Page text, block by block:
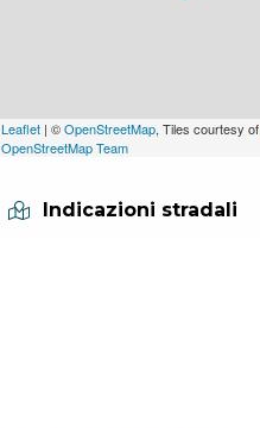
Leaflet | ©OpenStreetMap, Tiles courtesy of
OpenStreetMap Team
Indicazioni stradali